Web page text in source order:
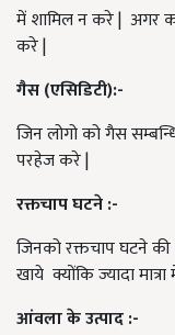
में शामिल न करे | अगर
करे |
गैस (एसिडिटी):-
जिन लोगो को गैस
परहेज करे |
रक्तचाप घटने :-
जिनको रक्तचाप घटने
खाये क्योंकि ज्यादा
आंवला के उत्पाद :-